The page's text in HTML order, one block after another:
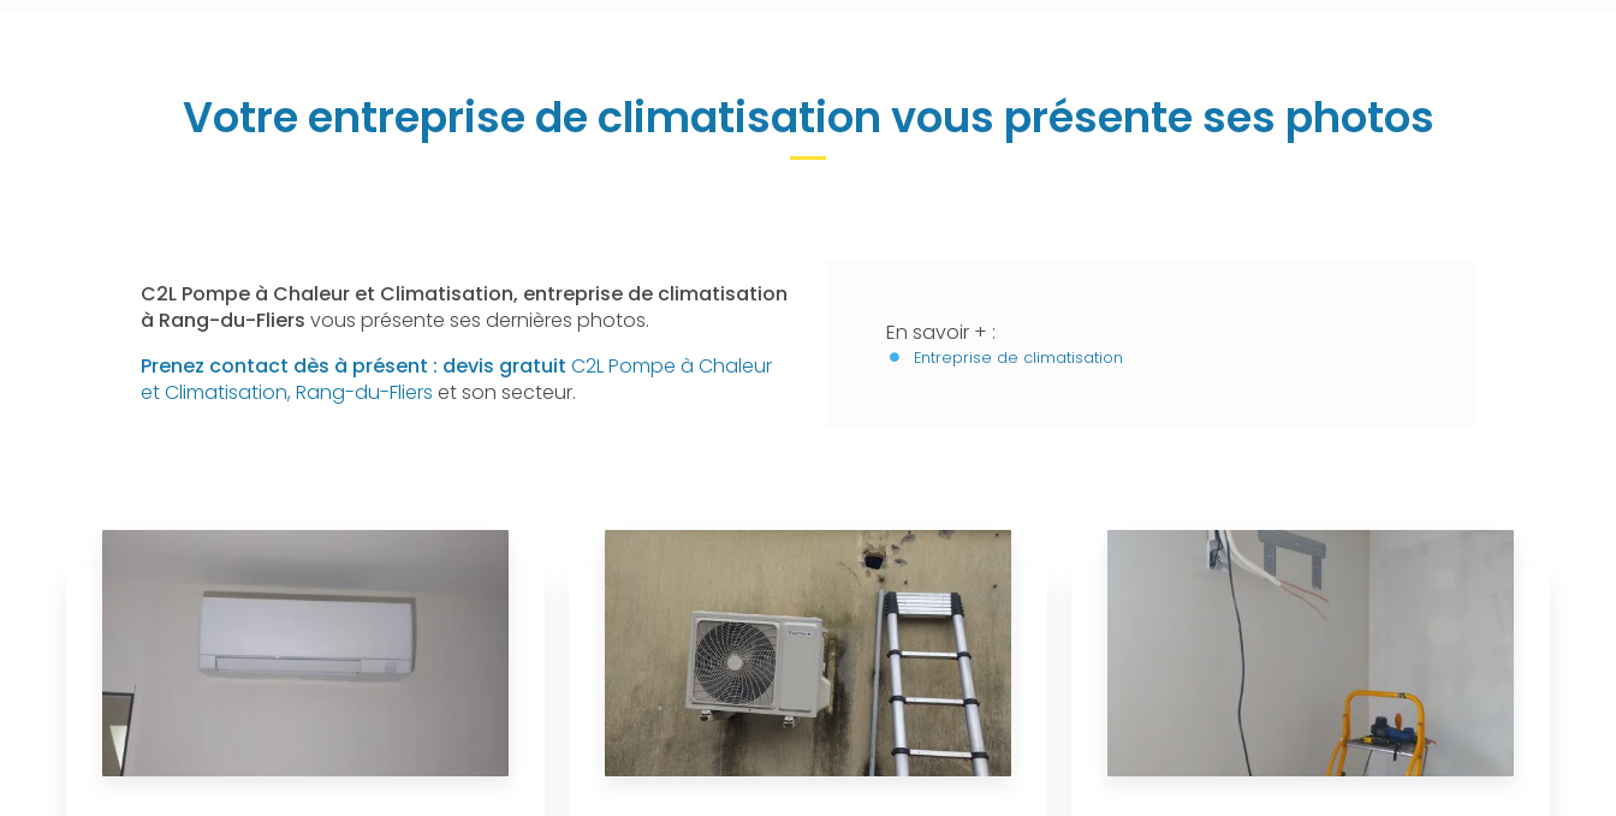
Votre entreprise de climatisation vous présente ses photos
C2L Pompe à Chaleur et Climatisation, entreprise de climatisation
à Rang-du-Fliers vous présente ses dernières photos.
Prenez contact dès à présent : devis gratuit C2L Pompe à Chaleur
et Climatisation, Rang-du-Fliers et son secteur.
En savoir + :
Entreprise de climatisation